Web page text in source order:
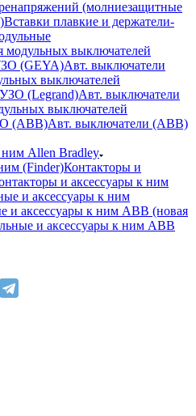
(молниезащитные
Вставки плавкие и держатели-
модульных выключателей
(GEYA)Авт. выключатели
выключателей
(Legrand)Авт. выключатели
выключателей
(ABB)Авт. выключатели (ABB)
ним Allen Bradley
(Finder)Контакторы и
и аксессуары к ним
и аксессуары к ним
и аксессуары к ним ABB (новая
и аксессуары к ним ABB